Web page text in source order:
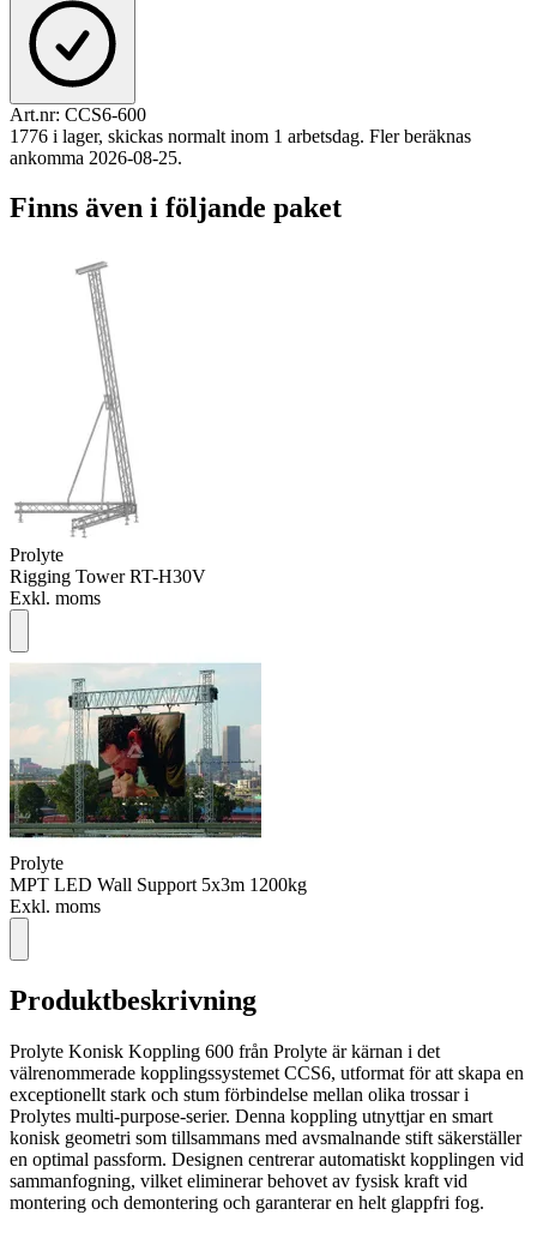
Art.nr: CCS6-600
1776 i lager, skickas normalt inom 1 arbetsdag. Fler beräknas
ankomma 2026-08-25.
Finns även i följande paket
Prolyte
Rigging Tower RT-H30V
Exkl. moms
Prolyte
MPT LED Wall Support 5x3m 1200kg
Exkl. moms
Produktbeskrivning
Prolyte Konisk Koppling 600 från Prolyte är kärnan i det
välrenommerade kopplingssystemet CCS6, utformat för att skapa en
exceptionellt stark och stum förbindelse mellan olika trossar i
Prolytes multi-purpose-serier. Denna koppling utnyttjar en smart
konisk geometri som tillsammans med avsmalnande stift säkerställer
en optimal passform. Designen centrerar automatiskt kopplingen vid
sammanfogning, vilket eliminerar behovet av fysisk kraft vid
montering och demontering och garanterar en helt glappfri fog.